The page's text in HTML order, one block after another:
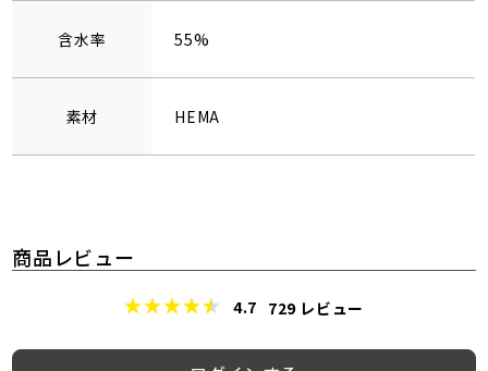
含水率 55%
素材 HEMA
商品レビュー
4.7 729 レビュー